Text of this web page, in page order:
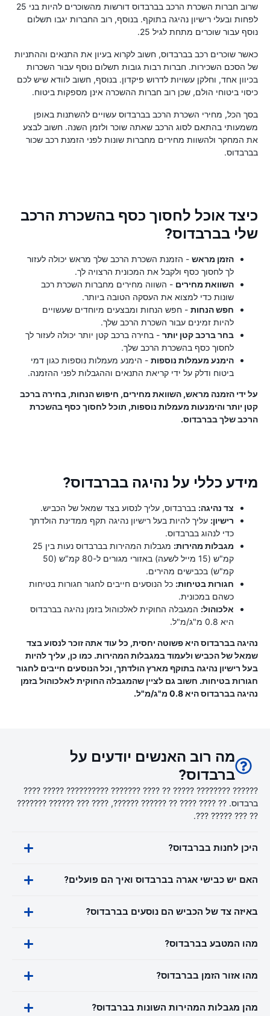
שרוב חברות השכרת הרכב בברבדוס דורשות מהשוכרים להיות בני 25
לפחות ובעלי רישיון נהיגה בתוקף. בנוסף, רוב החברות יגבו תשלום
נוסף עבור שוכרים מתחת לגיל 25.
כאשר שוכרים רכב בברבדוס, חשוב לקרוא בעיון את התנאים וההתניות
של הסכם השכירות. חברות רבות גובות תשלום נוסף עבור השכרות
בכיוון אחד, וחלקן עשויות לדרוש פיקדון. בנוסף, חשוב לוודא שיש לכם
כיסוי ביטוחי הולם, שכן רוב חברות ההשכרה אינן מספקות ביטוח.
בסך הכל, מחירי השכרת הרכב בברבדוס עשויים להשתנות באופן
משמעותי בהתאם לסוג הרכב שאתה שוכר ולזמן השנה. חשוב לבצע
את המחקר ולהשוות מחירים מחברות שונות לפני הזמנת רכב שכור
בברבדוס.
כיצד אוכל לחסוך כסף בהשכרת הרכב
שלי בברבדוס?
הזמן מראש - הזמנת השכרת הרכב שלך מראש יכולה לעזור
לך לחסוך כסף ולקבל את המכונית הרצויה לך.
השוואת מחירים - השווה מחירים מחברות השכרת רכב
שונות כדי למצוא את העסקה הטובה ביותר.
חפש הנחות - חפש הנחות ומבצעים מיוחדים שעשויים
להיות זמינים עבור השכרת הרכב שלך.
בחר ברכב קטן יותר - בחירה ברכב קטן יותר יכולה לעזור לך
לחסוך כסף בהשכרת הרכב שלך.
הימנע מעמלות נוספות - הימנע מעמלות נוספות כגון דמי
ביטוח ודלק על ידי קריאת התנאים וההגבלות לפני ההזמנה.
על ידי הזמנה מראש, השוואת מחירים, חיפוש הנחות, בחירה ברכב
קטן יותר והימנעות מעמלות נוספות, תוכל לחסוך כסף בהשכרת
הרכב שלך בברבדוס.
מידע כללי על נהיגה בברבדוס?
צד נהיגה: בברבדוס, עליך לנסוע בצד שמאל של הכביש.
רישיון: עליך להיות בעל רישיון נהיגה תקף ממדינת הולדתך
כדי לנהוג בברבדוס.
מגבלות מהירות:
מגבלות המהירות בברבדוס נעות בין 25
קמ"ש (15 מייל לשעה) באזורי מגורים ל-80 קמ"ש (50
קמ"ש) בכבישים מהירים.
חגורות בטיחות: כל הנוסעים חייבים לחגור חגורות בטיחות
כשהם במכונית.
אלכוהול: המגבלה החוקית לאלכוהול בזמן נהיגה בברבדוס
היא 0.8 מ"ג/מ"ל.
נהיגה בברבדוס היא פשוטה יחסית, כל עוד אתה זוכר לנסוע בצד
שמאל של הכביש ולעמוד במגבלות המהירות. כמו כן, עליך להיות
בעל רישיון נהיגה בתוקף מארץ הולדתך, וכל הנוסעים חייבים לחגור
חגורות בטיחות. חשוב גם לציין שהמגבלה החוקית לאלכוהול בזמן
נהיגה בברבדוס היא 0.8 מ"ג/מ"ל.
מה רוב האנשים יודעים על
ברבדוס?
?????? ???????? ????? ?? ???? ??????? ?????????? ????? ????
ברבדוס. ?? ???? ???? ?? ?????? ??????, ???? ??? ?????? ???????
?? ??? ????? ???.
היכן לחנות בברבדוס?
האם יש כבישי אגרה בברבדוס ואיך הם פועלים?
באיזה צד של הכביש הם נוסעים בברבדוס?
מהו המטבע בברבדוס?
מהו אזור הזמן בברבדוס?
מהן מגבלות המהירות השונות בברבדוס?